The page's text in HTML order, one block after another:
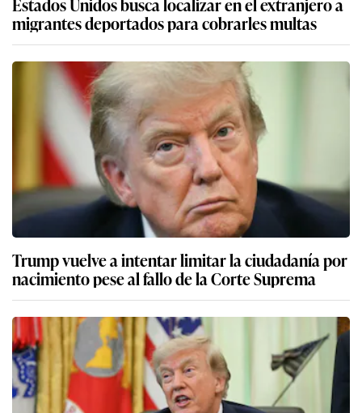
migrantes deportados para cobrarles multas
Trump vuelve a intentar limitar la ciudadanía por
nacimiento pese al fallo de la Corte Suprema